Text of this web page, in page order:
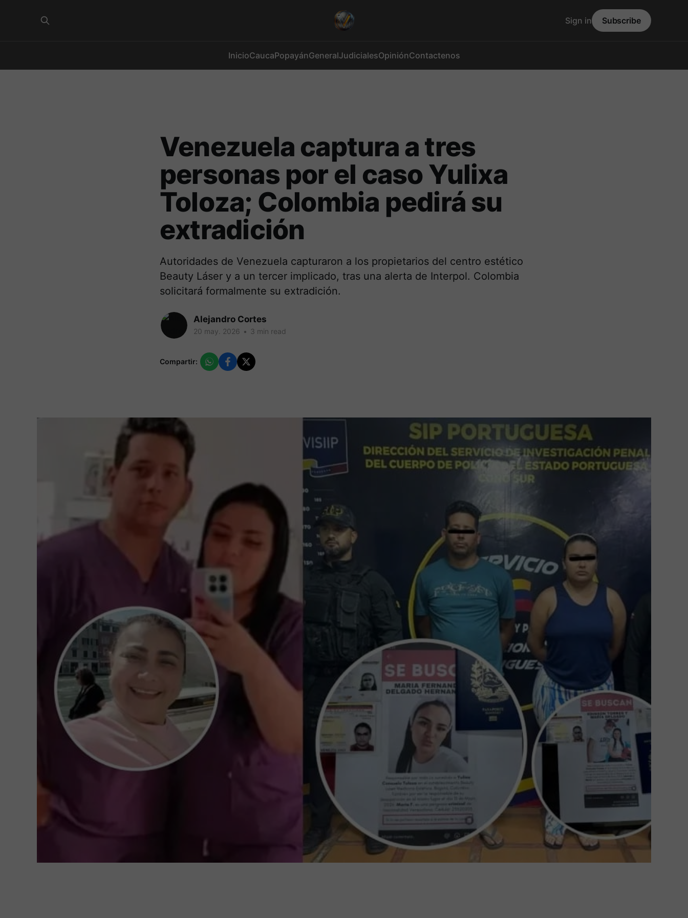
InicioCaucaPopayánGeneralJudicialesOpiniónContactenos
Sign in Subscribe
Venezuela captura a tres
personas por el caso Yulixa
Toloza; Colombia pedirá su
extradición
Autoridades de Venezuela capturaron a los propietarios del centro estético
Beauty Láser y a un tercer implicado, tras una alerta de Interpol. Colombia
solicitará formalmente su extradición.
Alejandro Cortes
20 may. 2026 • 3 min read
Compartir: